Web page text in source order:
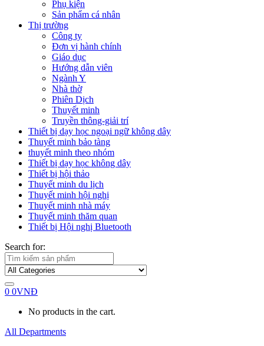
Phụ kiện
Sản phẩm cá nhân
Thị trường
Công ty
Đơn vị hành chính
Giáo dục
Hướng dẫn viên
Ngành Y
Nhà thờ
Phiên Dịch
Thuyết minh
Truyền thông-giải trí
Thiết bị dạy học ngoại ngữ không dây
Thuyết minh bảo tàng
thuyết minh theo nhóm
Thiết bị dạy học không dây
Thiết bị hội thảo
Thuyết minh du lịch
Thuyết minh hội nghị
Thuyết minh nhà máy
Thuyết minh thăm quan
Thiết bị Hội nghị Bluetooth
Search for:
0 0VNĐ
No products in the cart.
All Departments